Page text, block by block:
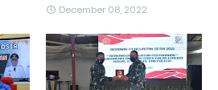
December 08, 2022